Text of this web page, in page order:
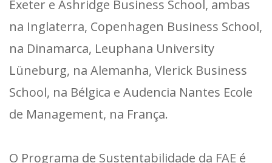
Exeter e Ashridge Business School, ambas
na Inglaterra, Copenhagen Business School,
na Dinamarca, Leuphana University
Lüneburg, na Alemanha, Vlerick Business
School, na Bélgica e Audencia Nantes Ecole
de Management, na França.
O Programa de Sustentabilidade da FAE é